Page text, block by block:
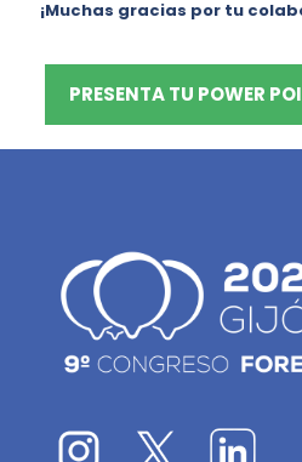
¡Muchas gracias por tu
PRESENTA TU POWER